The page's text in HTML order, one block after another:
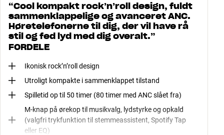
“Cool kompakt rock’n’roll design, fuldt
sammenklappelige og avanceret ANC.
Høretelefonerne til dig, der vil have rå
stil og fed lyd med dig overalt.”
FORDELE
Ikonisk rock’n’roll design
Utroligt kompakte i sammenklappet tilstand
Spilletid op til 50 timer (80 timer med ANC slået fra)
M-knap på ørekop til musikvalg, lydstyrke og opkald
(valgfri trykfunktion til stemmeassistent, Spotify Tap
eller EQ)